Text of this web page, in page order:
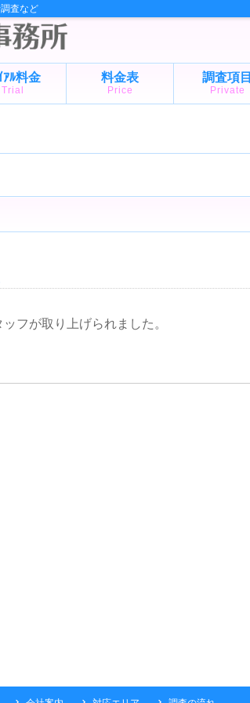
査など
ｱﾙ料金
Trial
料金表
Price
調査項目
Private
フが取り上げられました。